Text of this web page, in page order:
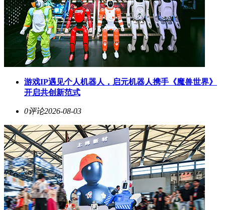
游戏IP遇见个人机器人，启元机器人携手《魔兽世界》
开启共创新范式
0评论2026-08-03